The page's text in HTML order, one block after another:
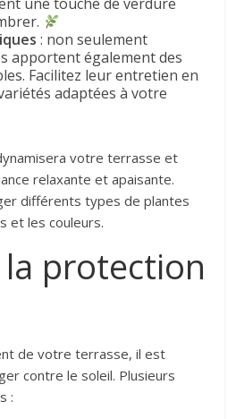
: non seulement
apportent également des
Facilitez leur entretien en
adaptées à votre
votre terrasse et
relaxante et apaisante.
différents types de plantes
et les couleurs.
la protection
de votre terrasse, il est
contre le soleil. Plusieurs
: